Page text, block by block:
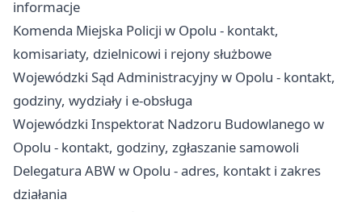
informacje
Komenda Miejska Policji w Opolu - kontakt,
komisariaty, dzielnicowi i rejony służbowe
Wojewódzki Sąd Administracyjny w Opolu - kontakt,
godziny, wydziały i e-obsługa
Wojewódzki Inspektorat Nadzoru Budowlanego w
Opolu - kontakt, godziny, zgłaszanie samowoli
Delegatura ABW w Opolu - adres, kontakt i zakres
działania